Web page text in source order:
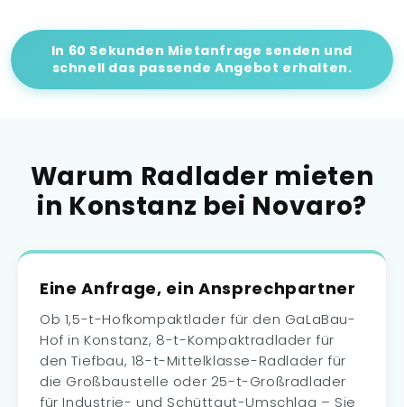
In 60 Sekunden Mietanfrage senden und
schnell das passende Angebot erhalten.
Warum Radlader mieten
in Konstanz bei Novaro?
Eine Anfrage, ein Ansprechpartner
Ob 1,5-t-Hofkompaktlader für den GaLaBau-
Hof in Konstanz, 8-t-Kompaktradlader für
den Tiefbau, 18-t-Mittelklasse-Radlader für
die Großbaustelle oder 25-t-Großradlader
für Industrie- und Schüttgut-Umschlag – Sie